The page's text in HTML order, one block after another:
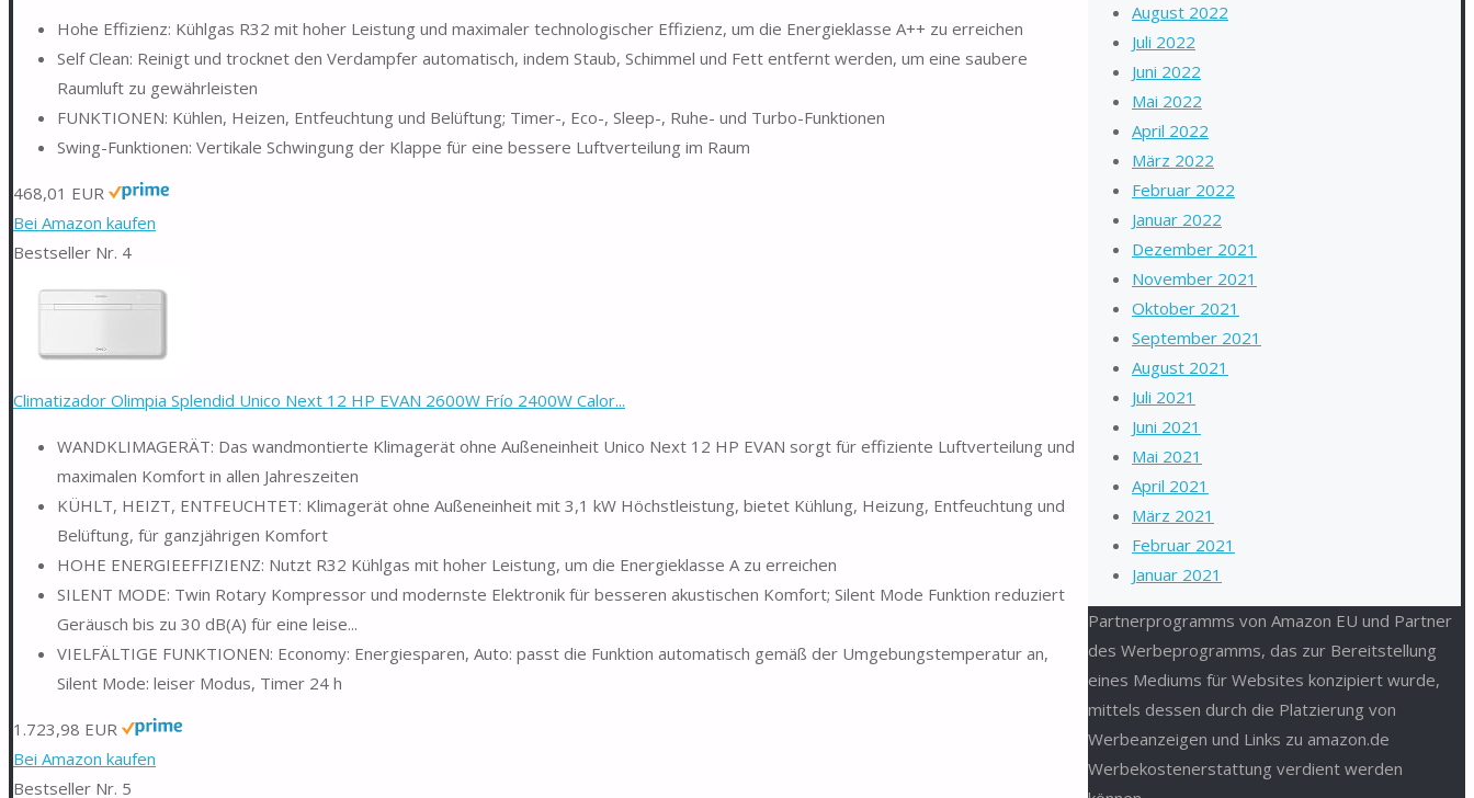
Hohe Effizienz: Kühlgas R32 mit hoher Leistung und maximaler technologischer Effizienz, um die Energieklasse A++ zu erreichen
Self Clean: Reinigt und trocknet den Verdampfer automatisch, indem Staub, Schimmel und Fett entfernt werden, um eine saubere
Raumluft zu gewährleisten
FUNKTIONEN: Kühlen, Heizen, Entfeuchtung und Belüftung; Timer-, Eco-, Sleep-, Ruhe- und Turbo-Funktionen
Swing-Funktionen: Vertikale Schwingung der Klappe für eine bessere Luftverteilung im Raum
468,01 EUR
Bei Amazon kaufen
Bestseller Nr. 4
Climatizador Olimpia Splendid Unico Next 12 HP EVAN 2600W Frío 2400W Calor...
WANDKLIMAGERÄT: Das wandmontierte Klimagerät ohne Außeneinheit Unico Next 12 HP EVAN sorgt für effiziente Luftverteilung und
maximalen Komfort in allen Jahreszeiten
KÜHLT, HEIZT, ENTFEUCHTET: Klimagerät ohne Außeneinheit mit 3,1 kW Höchstleistung, bietet Kühlung, Heizung, Entfeuchtung und
Belüftung, für ganzjährigen Komfort
HOHE ENERGIEEFFIZIENZ: Nutzt R32 Kühlgas mit hoher Leistung, um die Energieklasse A zu erreichen
SILENT MODE: Twin Rotary Kompressor und modernste Elektronik für besseren akustischen Komfort; Silent Mode Funktion reduziert
Geräusch bis zu 30 dB(A) für eine leise...
VIELFÄLTIGE FUNKTIONEN: Economy: Energiesparen, Auto: passt die Funktion automatisch gemäß der Umgebungstemperatur an,
Silent Mode: leiser Modus, Timer 24 h
1.723,98 EUR
Bei Amazon kaufen
Bestseller Nr. 5
August 2022
Juli 2022
Juni 2022
Mai 2022
April 2022
März 2022
Februar 2022
Januar 2022
Dezember 2021
November 2021
Oktober 2021
September 2021
August 2021
Juli 2021
Juni 2021
Mai 2021
April 2021
März 2021
Februar 2021
Januar 2021
Partnerprogramms von Amazon EU und Partner
des Werbeprogramms, das zur Bereitstellung
eines Mediums für Websites konzipiert wurde,
mittels dessen durch die Platzierung von
Werbeanzeigen und Links zu amazon.de
Werbekostenerstattung verdient werden